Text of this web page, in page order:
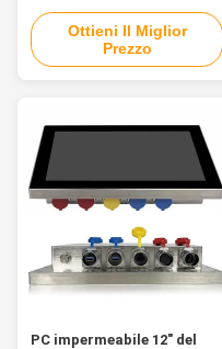
OEM ODMFeatureHMI Touch
Panel for use in harsh industrial
environmentsThe display is
IP65 protected and ideally suited
the touch area and button field
is designed to avoid ...
Ottieni Il Miglior
Prezzo
PC impermeabile 12" del